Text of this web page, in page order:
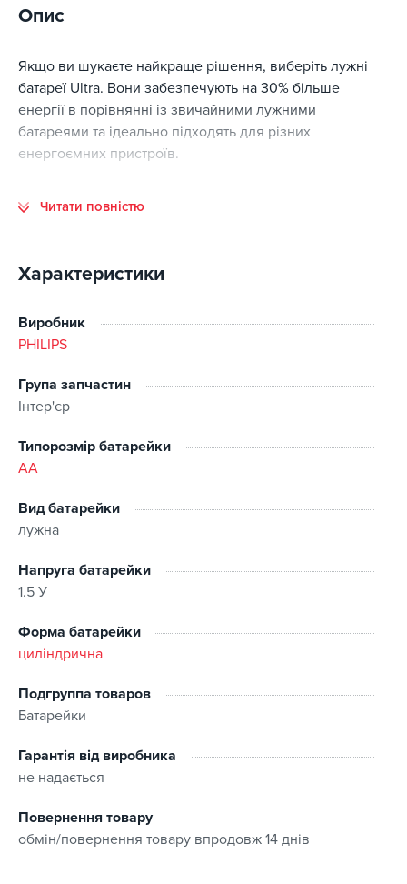
Опис
Якщо ви шукаєте найкраще рішення, виберіть лужні
батареї Ultra. Вони забезпечують на 30% більше
енергії в порівнянні із звичайними лужними
батареями та ідеально підходять для різних
енергоємних пристроїв.
Читати повністю
Характеристики
Виробник
PHILIPS
Група запчастин
Інтер'єр
Типорозмір батарейки
AA
Вид батарейки
лужна
Напруга батарейки
1.5 У
Форма батарейки
циліндрична
Подгруппа товаров
Батарейки
Гарантія від виробника
не надається
Повернення товару
обмін/повернення товару впродовж 14 днів